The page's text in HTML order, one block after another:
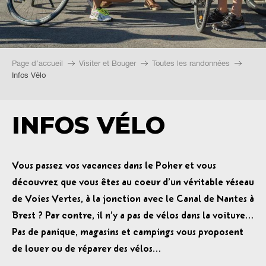
Page d’accueil Visiter et Bouger
Toutes les randonnées
Infos Vélo
INFOS VÉLO
Vous passez vos vacances dans le Poher et vous
découvrez que vous êtes au coeur d’un véritable réseau
de Voies Vertes, à la jonction avec le Canal de Nantes à
Brest ? Par contre, il n’y a pas de vélos dans la voiture…
Pas de panique, magasins et campings vous proposent
de louer ou de réparer des vélos…